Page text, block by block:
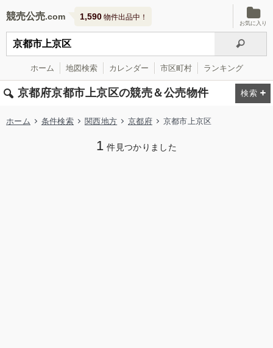
競売公売 1,590 物件出品中！
お気に入り
ホーム 地図検索 カレンダー 市区町村 ランキング
京都府京都市上京区の競売＆公売物件
ホーム 条件検索 関西地方 京都府 京都市上京区
1 件見つかりました